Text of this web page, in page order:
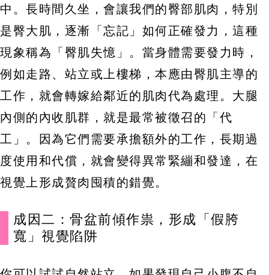
中。長時間久坐，會讓我們的臀部肌肉，特別
是臀大肌，逐漸「忘記」如何正確發力，這種
現象稱為「臀肌失憶」。當身體需要發力時，
例如走路、站立或上樓梯，本應由臀肌主導的
工作，就會轉嫁給鄰近的肌肉代為處理。大腿
內側的內收肌群，就是最常被徵召的「代
工」。因為它們需要承擔額外的工作，長期過
度使用和代償，就會變得異常緊繃和發達，在
視覺上形成贅肉囤積的錯覺。
成因二：骨盆前傾作祟，形成「假胯
寬」視覺陷阱